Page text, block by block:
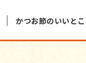
かつお節のいいとこ